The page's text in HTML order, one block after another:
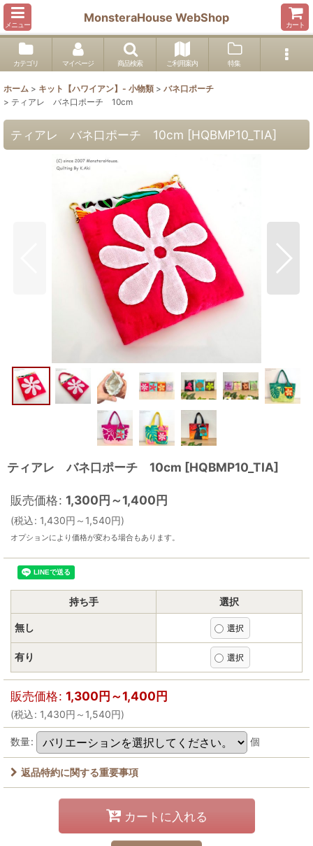
メニュー
MonsteraHouse WebShop
カート
カテゴリ マイページ 商品検索 ご利用案内 特集
ホーム > キット【ハワイアン】- 小物類 > バネ口ポーチ
> ティアレ バネ口ポーチ 10cm
ティアレ バネ口ポーチ 10cm [HQBMP10_TIA]
ティアレ バネ口ポーチ 10cm [HQBMP10_TIA]
販売価格: 1,300円～1,400円
(税込: 1,430円 ～1,540円)
オプションにより価格が変わる場合もあります。
持ち手 選択
無し
有り
販売価格: 1,300円～1,400円
(税込: 1,430円 ～1,540円)
数量: 個
返品特約に関する重要事項
カートに入れる